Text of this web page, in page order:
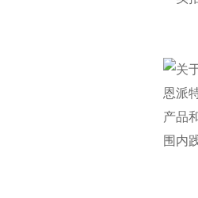
恩派
产品
围内